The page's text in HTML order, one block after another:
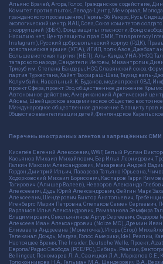
Альянс Врачей, Агора, Голос, Гражданское содействие,
Комитет против пыток, Левада-Центр, Мемориал,
гражданского просвещения, Пермь-36, Ракурс, Русь
экологический центр, ИАЦ Сова, Союз комитетов
с коррупцией (ФБК), Фонд защиты гласности, Фонд
Насилию.нет, Центр защиты прав СМИ, Transparency
Instagram), Русский добровольческий корпус (РДК),
повстанческая армия (УПА), ИГИЛ, полк Азов, Джебхат
Большевистская партия (НБП), Аль-Каида, УНА-УНСО,
татарского народа, Свидетели Иеговы, Мизантропик
Тризуб им. Степана Бандеры, НСО, Славянский союз,
партия Туркестана, Хайят Тахрир аш-Шам, Таухид валь-
Колумбайн, Навальный, К. Буданов, медиапроект ОВД-
проект Сфера, проект Эхо, общественное движение
Автономное действие, Американский Арктический
Айовы, Швейцарское академическое общество
Международное общественное движение В защиту прав
Общество евангелизации детей, Финляндское
Перечень иностранных агентов и запрещённых СМИ
Киселёв Евгений Алекссевич, WWF, Белый Руслан
Касьянов Михаил Михайлович, Бер Илья Леонидович,
Галкин Максим Александрович, Макаревич Андрей
Гордон Дмитрий Ильич, Лазарева Татьяна Юрьевна,
Ходорковский Михаил Борисович, Каспаров Гарри
Тагирович (Алишер Валеев), Невзоров Александр
Алексеевич, Дудь Юрий Александрович, Фейгин Марк
Алексеевич, Шендерович Виктор Анатольевич,
Игенбергс Мария Петровна, Слепаков Семен Сергеевич,
Варламов Илья Александрович, Рамазанова Земфира
Владимирович, Смольянинов Артур Сергеевич, Федоров
Алексеев Иван Александрович (Noize MC), Дремин
Елизавета Андреевна (Монеточка), Игорь(Егор)
Телеканал Дождь, Медуза, Голос Америки, Idel. Реалии,
Настоящее Время, The Insider, Deutsche Welle, Проект,
Европа/Радио Свобода (PCE/PC), Сибирь. Реалии,
Bellingcat, Пономарев Л. А., Савицкая Л.А., Маркелов С.Е.,
Толоконникова Н.А., Гельман М.А., Шендерович В.А.,